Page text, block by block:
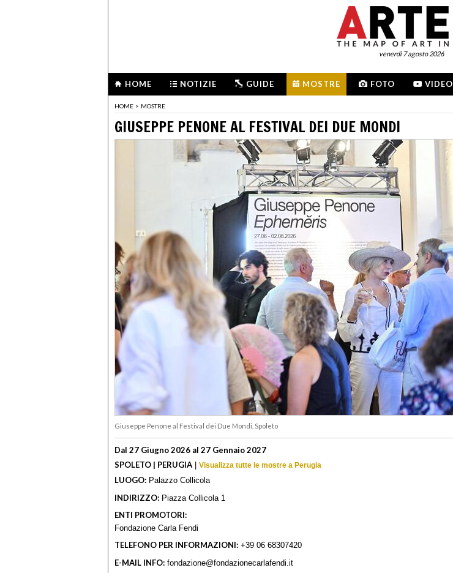
venerdì 7 agosto 2026
HOME NOTIZIE GUIDE MOSTRE FOTO VIDEO
HOME > MOSTRE
GIUSEPPE PENONE AL FESTIVAL DEI DUE MONDI
Giuseppe Penone al Festival dei Due Mondi, Spoleto
Dal 27 Giugno 2026 al 27 Gennaio 2027
SPOLETO | PERUGIA | Visualizza tutte le mostre a Perugia
LUOGO: Palazzo Collicola
INDIRIZZO: Piazza Collicola 1
ENTI PROMOTORI:
Fondazione Carla Fendi
TELEFONO PER INFORMAZIONI: +39 06 68307420
E-MAIL INFO: fondazione@fondazionecarlafendi.it